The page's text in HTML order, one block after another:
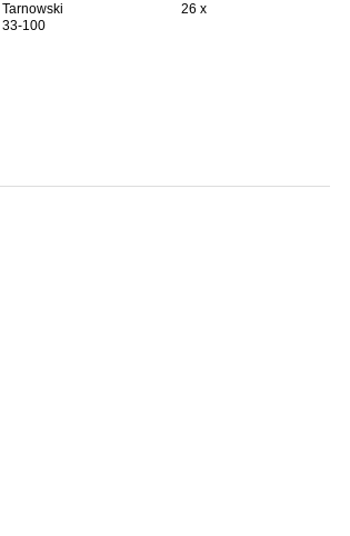
Tarnowski
33-100
26 x